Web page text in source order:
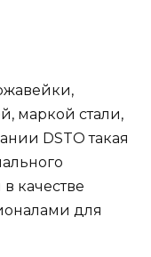
маркой стали,
DSTO такая
качестве
для